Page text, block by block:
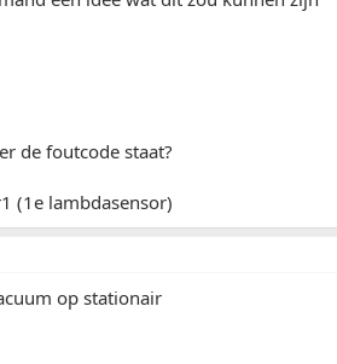
de foutcode staat?
(1e lambdasensor)
op stationair